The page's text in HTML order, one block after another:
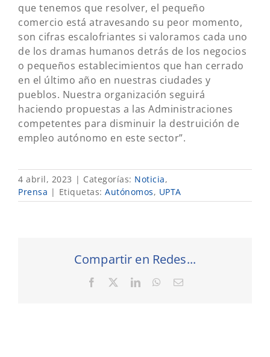
que tenemos que resolver, el pequeño
comercio está atravesando su peor momento,
son cifras escalofriantes si valoramos cada uno
de los dramas humanos detrás de los negocios
o pequeños establecimientos que han cerrado
en el último año en nuestras ciudades y
pueblos. Nuestra organización seguirá
haciendo propuestas a las Administraciones
competentes para disminuir la destruición de
empleo autónomo en este sector”.
4 abril, 2023 | Categorías: Noticia,
Prensa | Etiquetas: Autónomos, UPTA
Compartir en Redes...
Facebook LinkedInWhatsApp
Correo